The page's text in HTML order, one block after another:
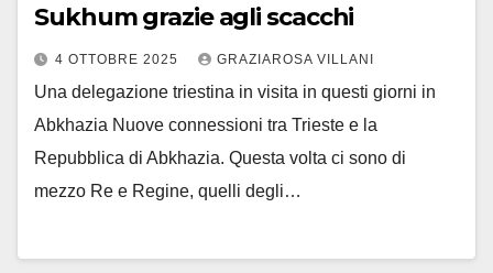
Sukhum grazie agli scacchi
4 OTTOBRE 2025 GRAZIAROSA VILLANI
Una delegazione triestina in visita in questi giorni in
Abkhazia Nuove connessioni tra Trieste e la
Repubblica di Abkhazia. Questa volta ci sono di
mezzo Re e Regine, quelli degli…